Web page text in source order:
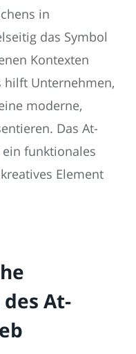
in
das Symbol
Kontexten
hilft Unternehmen,
moderne,
Das At-
funktionales
Element
At-